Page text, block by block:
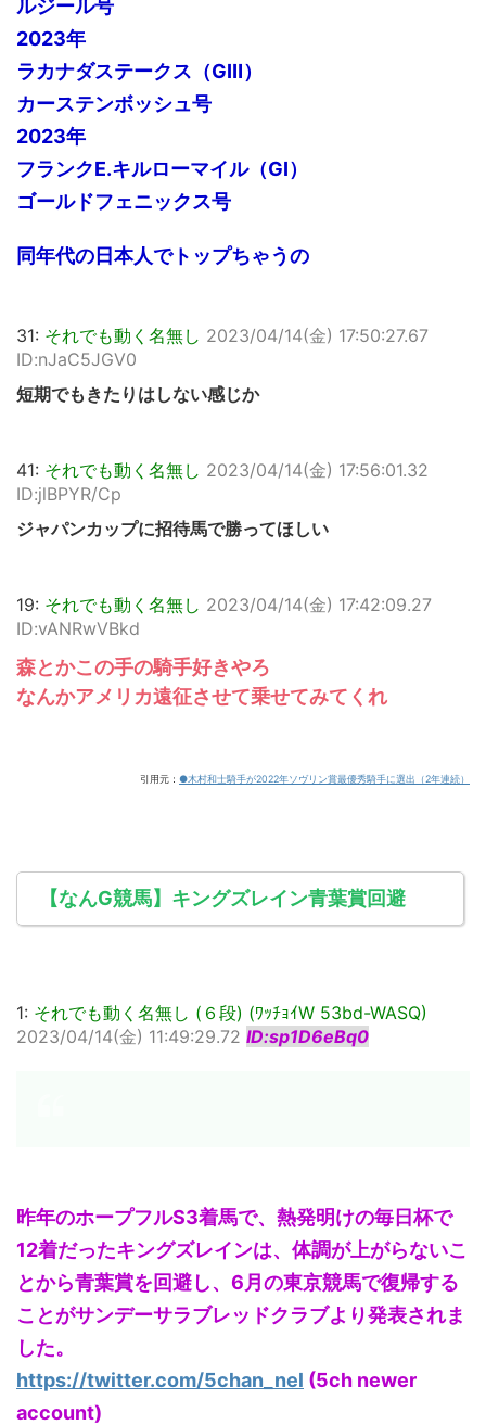
ルジール号
2023年
ラカナダステークス（GⅢ）
カーステンボッシュ号
2023年
フランクE.キルローマイル（GⅠ）
ゴールドフェニックス号
同年代の日本人でトップちゃうの
31: それでも動く名無し 2023/04/14(金) 17:50:27.67
ID:nJaC5JGV0
短期でもきたりはしない感じか
41: それでも動く名無し 2023/04/14(金) 17:56:01.32
ID:jlBPYR/Cp
ジャパンカップに招待馬で勝ってほしい
19: それでも動く名無し 2023/04/14(金) 17:42:09.27
ID:vANRwVBkd
森とかこの手の騎手好きやろ
なんかアメリカ遠征させて乗せてみてくれ
引用元： ●木村和士騎手が2022年ソヴリン賞最優秀騎手に選出（2年連続）
【なんG競馬】キングズレイン青葉賞回避
1: それでも動く名無し (６段) (ﾜｯﾁｮｲW 53bd-WASQ)
2023/04/14(金) 11:49:29.72 ID:sp1D6eBq0
昨年のホープフルS3着馬で、熱発明けの毎日杯で
12着だったキングズレインは、体調が上がらないこ
とから青葉賞を回避し、6月の東京競馬で復帰する
ことがサンデーサラブレッドクラブより発表されま
した。
https://twitter.com/5chan_nel (5ch newer
account)